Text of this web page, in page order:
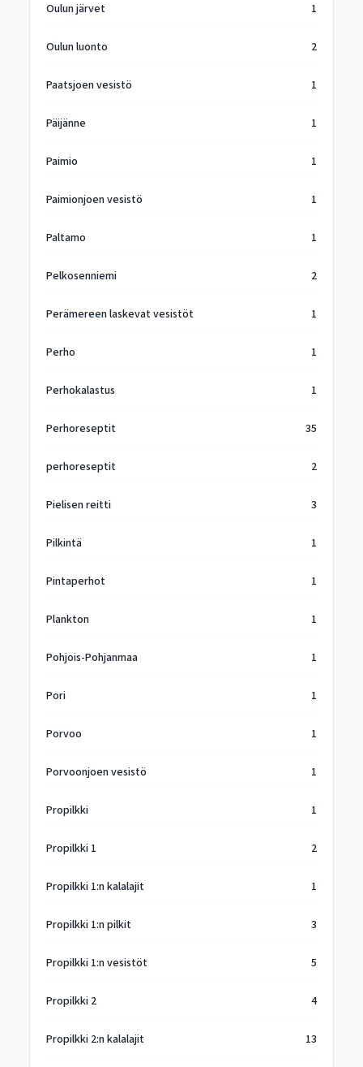
Oulun järvet 1
Oulun luonto 2
Paatsjoen vesistö 1
Päijänne 1
Paimio 1
Paimionjoen vesistö 1
Paltamo 1
Pelkosenniemi 2
Perämereen laskevat vesistöt 1
Perho 1
Perhokalastus 1
Perhoreseptit 35
perhoreseptit 2
Pielisen reitti 3
Pilkintä 1
Pintaperhot 1
Plankton 1
Pohjois-Pohjanmaa 1
Pori 1
Porvoo 1
Porvoonjoen vesistö 1
Propilkki 1
Propilkki 1 2
Propilkki 1:n kalalajit 1
Propilkki 1:n pilkit 3
Propilkki 1:n vesistöt 5
Propilkki 2 4
Propilkki 2:n kalalajit 13